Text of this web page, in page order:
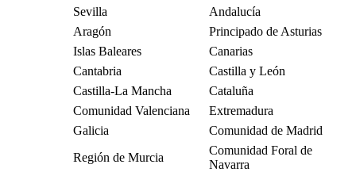
Sevilla
Andalucía
Aragón
Principado de Asturias
Islas Baleares
Canarias
Cantabria
Castilla y León
Castilla-La Mancha
Cataluña
Comunidad Valenciana
Extremadura
Galicia
Comunidad de Madrid
Región de Murcia
Comunidad Foral de
Navarra